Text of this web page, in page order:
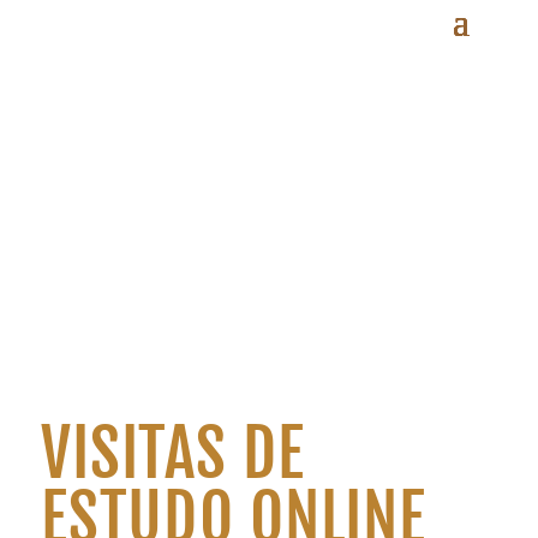
VISITAS DE
ESTUDO ONLINE